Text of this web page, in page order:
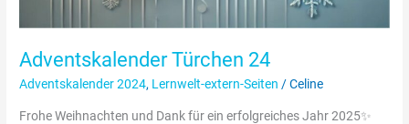
Adventskalender Türchen 24
Adventskalender 2024, Lernwelt-extern-Seiten /Celine
Frohe Weihnachten und Dank für ein erfolgreiches Jahr 2025✨